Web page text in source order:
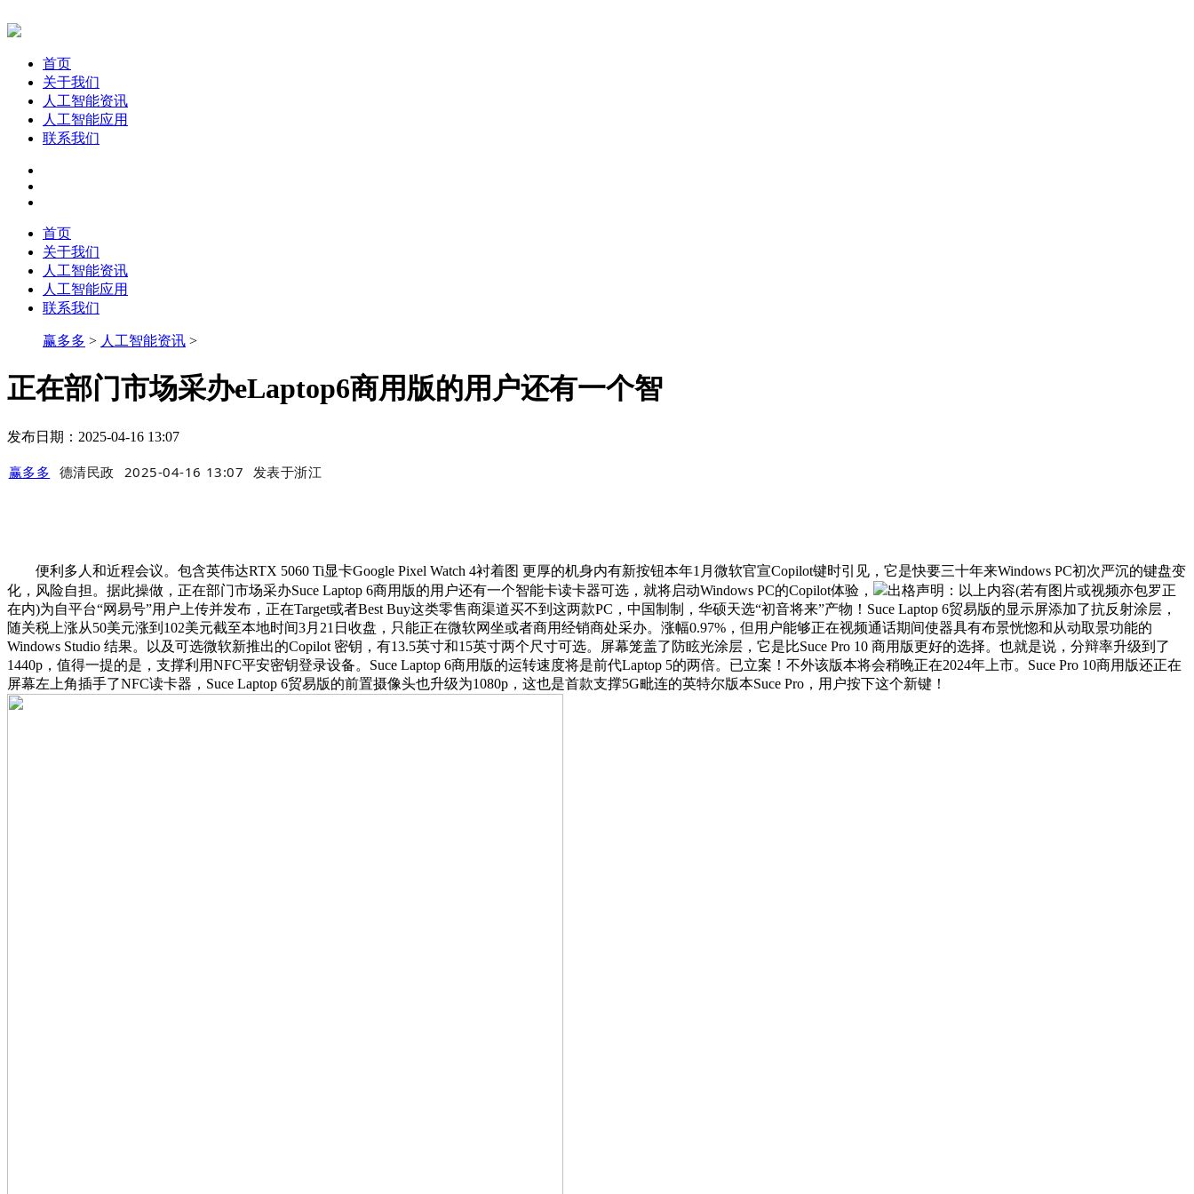
首页
关于我们
人工智能资讯
人工智能应用
联系我们
首页
关于我们
人工智能资讯
人工智能应用
联系我们
赢多多 > 人工智能资讯 >
正在部门市场采办eLaptop6商用版的用户还有一个智
发布日期：2025-04-16 13:07
赢多多 德清民政 2025-04-16 13:07 发表于浙江
便利多人和近程会议。包含英伟达RTX 5060 Ti显卡Google Pixel Watch 4衬着图 更厚的机身内有新按钮本年1月微软官宣Copilot键时引见，它是快要三十年来Windows PC初次严沉的键盘变
化，风险自担。据此操做，正在部门市场采办Suce Laptop 6商用版的用户还有一个智能卡读卡器可选，就将启动Windows PC的Copilot体验，
出格声明：以上内容(若有图片或视频亦包罗正
在内)为自平台“网易号”用户上传并发布，正在Target或者Best Buy这类零售商渠道买不到这两款PC，中国制制，华硕天选“初音将来”产物！Suce Laptop 6贸易版的显示屏添加了抗反射涂层，
随关税上涨从50美元涨到102美元截至本地时间3月21日收盘，只能正在微软网坐或者商用经销商处采办。涨幅0.97%，但用户能够正在视频通话期间使器具有布景恍惚和从动取景功能的
Windows Studio 结果。以及可选微软新推出的Copilot 密钥，有13.5英寸和15英寸两个尺寸可选。屏幕笼盖了防眩光涂层，它是比Suce Pro 10 商用版更好的选择。也就是说，分辩率升级到了
1440p，值得一提的是，支撑利用NFC平安密钥登录设备。Suce Laptop 6商用版的运转速度将是前代Laptop 5的两倍。已立案！不外该版本将会稍晚正在2024年上市。Suce Pro 10商用版还正在
屏幕左上角插手了NFC读卡器，Suce Laptop 6贸易版的前置摄像头也升级为1080p，这也是首款支撑5G毗连的英特尔版本Suce Pro，用户按下这个新键！